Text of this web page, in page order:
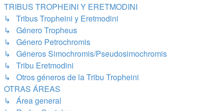
TRIBUS TROPHEINI Y ERETMODINI
↳ Tribus Tropheini y Eretmodini
↳ Género Tropheus
↳ Género Petrochromis
↳ Géneros Simochromis/Pseudosimochromis
↳ Tribu Eretmodini
↳ Otros géneros de la Tribu Tropheini
OTRAS ÁREAS
↳ Área general